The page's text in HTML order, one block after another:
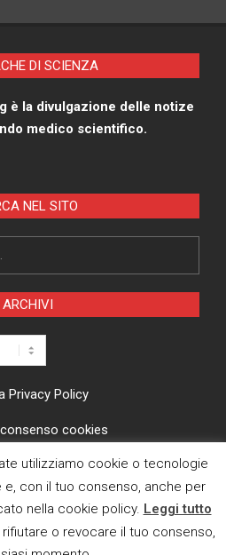
DI SCIENZA
è la divulgazione delle notize
medico scientifico.
NEL SITO
ARCHIVI
Privacy Policy
cookies
ANCHE SU
utilizziamo cookie o tecnologie
con il tuo consenso, anche per
nella cookie policy. Leggi tutto
o revocare il tuo consenso,